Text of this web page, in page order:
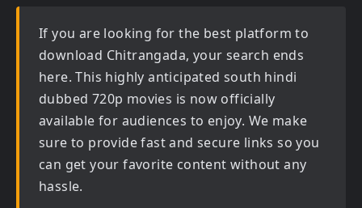
If you are looking for the best platform to
download Chitrangada, your search ends
here. This highly anticipated south hindi
dubbed 720p movies is now officially
available for audiences to enjoy. We make
sure to provide fast and secure links so you
can get your favorite content without any
hassle.